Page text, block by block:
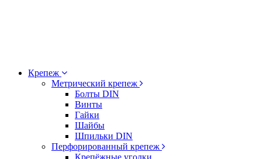
Крепеж
Метрический крепеж
Болты DIN
Винты
Гайки
Шайбы
Шпильки DIN
Перфорированный крепеж
Крепёжные уголки